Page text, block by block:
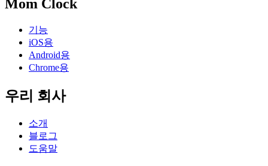
Mom Clock
기능
iOS용
Android용
Chrome용
우리 회사
소개
블로그
도움말